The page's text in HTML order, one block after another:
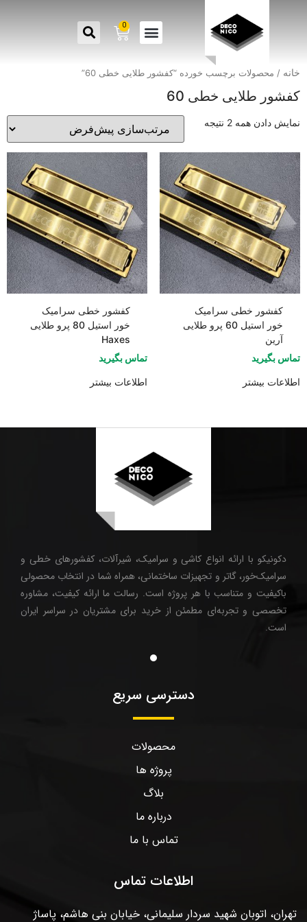
0
خانه / محصولات برچسب خورده “کفشور طلایی خطی 60”
کفشور طلایی خطی 60
نمایش دادن همه 2 نتیجه
کفشور خطی سرامیک
خور استیل 60 پرو طلایی
آرین
تماس بگیرید
اطلاعات بیشتر
کفشور خطی سرامیک
خور استیل 80 پرو طلایی
Haxes
تماس بگیرید
اطلاعات بیشتر
دکونیکو با ارائه انواع کاشی و سرامیک، شیرآلات، کفشورهای خطی و
سرامیک‌خور، گاتر و تجهیزات ساختمانی، همراه شما در انتخاب محصولی
باکیفیت و متناسب با هر پروژه است. رسالت ما ارائه کیفیت، مشاوره
تخصصی و تجربه‌ای مطمئن از خرید برای مشتریان در سراسر ایران
است.
دسترسی سریع
محصولات
پروژه ها
بلاگ
درباره ما
تماس با ما
اطلاعات تماس
تهران، اتوبان شهید سردار سلیمانی، خیابان بنی هاشم، پاساژ